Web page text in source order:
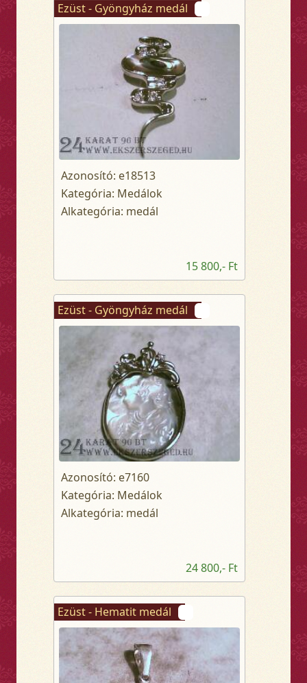
Ezüst - Gyöngyház medál
Azonosító: e18513
Kategória: Medálok
Alkategória: medál
15 800,- Ft
Ezüst - Gyöngyház medál
Azonosító: e7160
Kategória: Medálok
Alkategória: medál
24 800,- Ft
Ezüst - Hematit medál